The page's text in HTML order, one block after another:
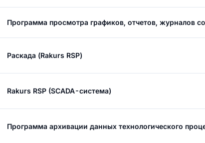
Программа просмотра графиков, отчетов, журналов
Раскада (Rakurs RSP)
Rakurs RSP (SCADA-система)
Программа архивации данных технологического